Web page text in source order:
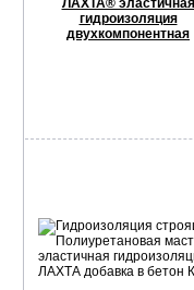
ЛАХТА® эластичная
гидроизоляция
двухкомпонентная